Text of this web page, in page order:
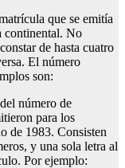
que se emitía
continental. No
de hasta cuatro
El número
son:
número de
para los
de 1983. Consisten
y una sola letra al
Por ejemplo: